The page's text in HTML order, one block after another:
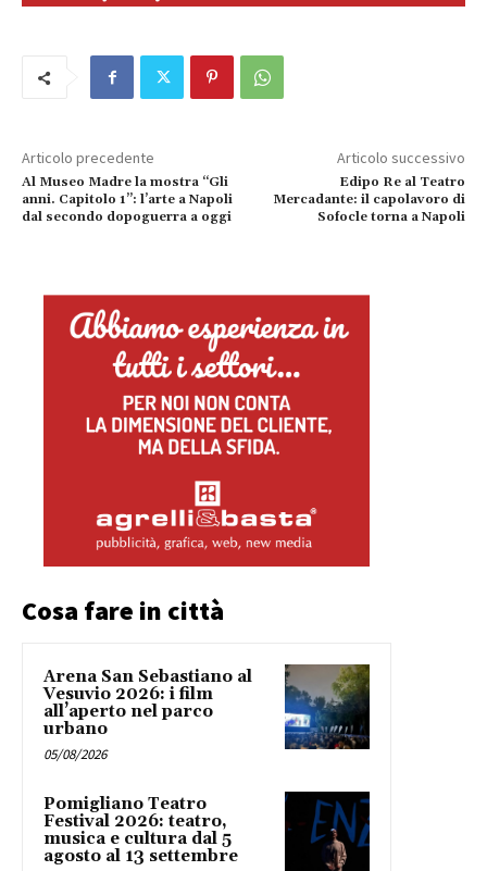
Articolo precedente
Al Museo Madre la mostra “Gli
anni. Capitolo 1”: l’arte a Napoli
dal secondo dopoguerra a oggi
Articolo successivo
Edipo Re al Teatro
Mercadante: il capolavoro di
Sofocle torna a Napoli
Cosa fare in città
Arena San Sebastiano al
Vesuvio 2026: i film
all’aperto nel parco
urbano
05/08/2026
Pomigliano Teatro
Festival 2026: teatro,
musica e cultura dal 5
agosto al 13 settembre